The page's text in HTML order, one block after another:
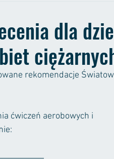
dla
rekomendacje
ćwiczeń aerobowych i